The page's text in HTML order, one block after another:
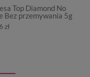
Top Diamond No
Bez przemywania 5g
zł